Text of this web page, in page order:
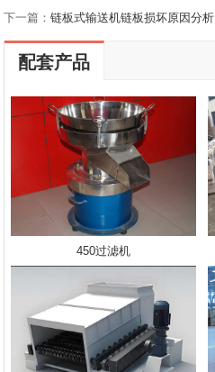
下一篇：链板式输送机链板损坏原因分析
配套产品
450过滤机